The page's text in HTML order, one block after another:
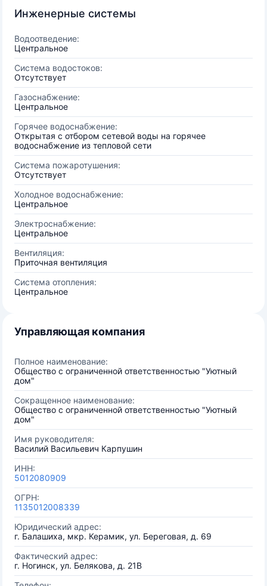
Инженерные системы
Водоотведение:
Центральное
Система водостоков:
Отсутствует
Газоснабжение:
Центральное
Горячее водоснабжение:
Открытая с отбором сетевой воды на горячее
водоснабжение из тепловой сети
Система пожаротушения:
Отсутствует
Холодное водоснабжение:
Центральное
Электроснабжение:
Центральное
Вентиляция:
Приточная вентиляция
Система отопления:
Центральное
Управляющая компания
Полное наименование:
Общество с ограниченной ответственностью "Уютный
дом"
Сокращенное наименование:
Общество с ограниченной ответственностью "Уютный
дом"
Имя руководителя:
Василий Васильевич Карпушин
ИНН:
5012080909
ОГРН:
1135012008339
Юридический адрес:
г. Балашиха, мкр. Керамик, ул. Береговая, д. 69
Фактический адрес:
г. Ногинск, ул. Белякова, д. 21В